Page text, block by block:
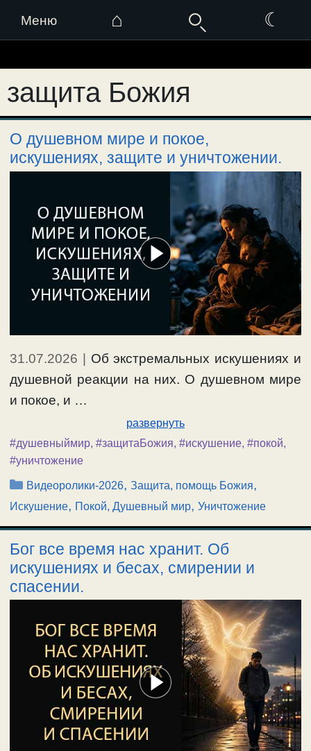
Меню ⌂ ☾
к
содержимому
защита Божия
О душевном мире и покое,
искушениях, защите и уничтожении.
31.07.2026 | Об экстремальных искушениях и
душевной реакции на них. О душевном мире
и покое, и …
развернуть
#душевныймир, #защитаБожия, #искушение, #покой,
#уничтожение
Рубрики
Видеоролики-2026,Защита, помощь Божия,
Искушение, Покой, Душевный мир, Уничтожение
Бог все время нас хранит. Об
искушениях и бесах, смирении и
спасении.